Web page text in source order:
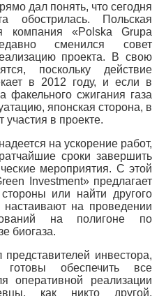
дал понять, что сегодня
обострилась. Польская
компания «Polska Grupa
сменился совет
проекта. В свою
поскольку действие
в 2012 году, и если в
факельного сжигания газа
японская сторона, в
участия в проекте.
на ускорение работ,
сроки завершить
мероприятия. С этой
Investment» предлагает
или найти другого
на проведении
на полигоне по
биогаза.
инвестора,
обеспечить все
оперативной реализации
как никто другой,